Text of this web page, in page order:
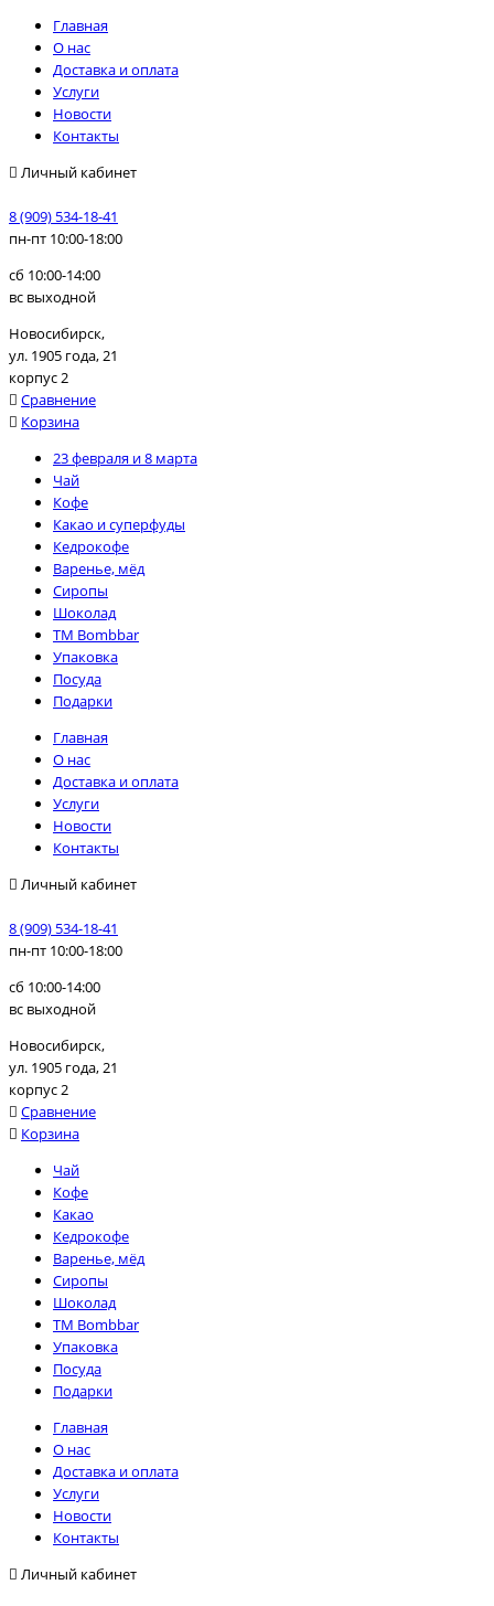
Главная
О нас
Доставка и оплата
Услуги
Новости
Контакты
Личный кабинет
8 (909) 534-18-41
пн-пт 10:00-18:00
сб 10:00-14:00
вс выходной
Новосибирск,
ул. 1905 года, 21
корпус 2
Сравнение
Корзина
23 февраля и 8 марта
Чай
Кофе
Какао и суперфуды
Кедрокофе
Варенье, мёд
Сиропы
Шоколад
TM Bombbar
Упаковка
Посуда
Подарки
Главная
О нас
Доставка и оплата
Услуги
Новости
Контакты
Личный кабинет
8 (909) 534-18-41
пн-пт 10:00-18:00
сб 10:00-14:00
вс выходной
Новосибирск,
ул. 1905 года, 21
корпус 2
Сравнение
Корзина
Чай
Кофе
Какао
Кедрокофе
Варенье, мёд
Сиропы
Шоколад
TM Bombbar
Упаковка
Посуда
Подарки
Главная
О нас
Доставка и оплата
Услуги
Новости
Контакты
Личный кабинет